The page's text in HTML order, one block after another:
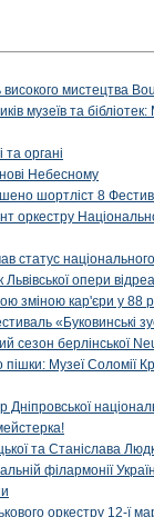
мистецтва
музеїв та
органі
Небесному
шортліст 8
оркестру
статус національного
Львівської опери
зміною кар'єри у 88
«Буковинські
сезон берлінської
пішки: Музеї Соломії
та Станіслава
філармонії
оркестру 12-ї